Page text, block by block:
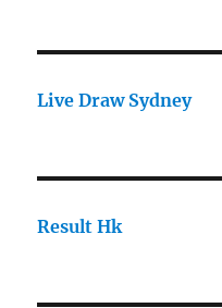
Live Draw Sydney
Result Hk